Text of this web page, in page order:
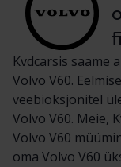
Kvdcarsis saame
Volvo V60.
veebioksjonitel
Volvo V60. Meie,
Volvo V60
oma Volvo V60